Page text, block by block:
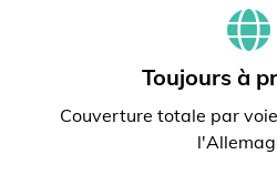
Toujours à
Couverture totale par